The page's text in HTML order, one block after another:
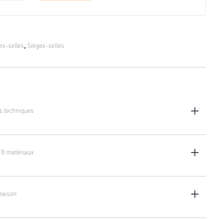
selles, Sièges-selles
techniques
: 44 x 35 cm
matériaux
polyuréthane